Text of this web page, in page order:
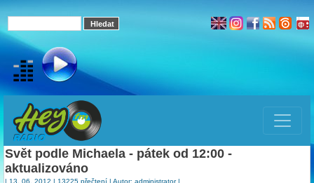
Svět podle Michaela - pátek od 12:00 -
aktualizováno
| 13. 06. 2012 | 13225 přečtení | Autor: administrator|